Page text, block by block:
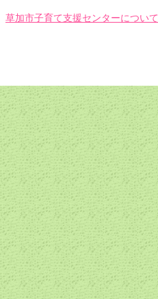
草加市子育て支援センターについて